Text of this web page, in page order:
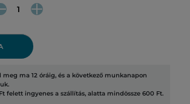
meg ma 12 óráig, és a következő munkanapon
felett ingyenes a szállítás, alatta mindössze 600 Ft.